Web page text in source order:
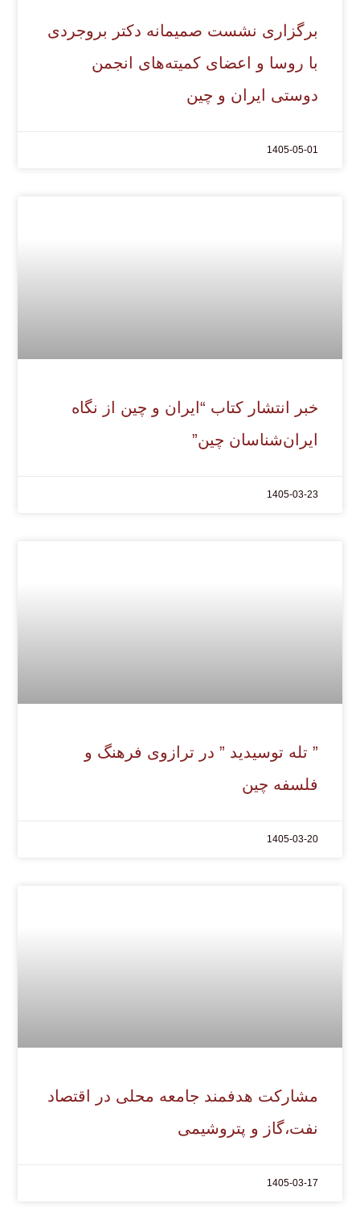
برگزاری نشست صمیمانه دکتر بروجردی
با روسا و اعضای کمیته‌های انجمن
دوستی ایران و چین
1405-05-01
خبر انتشار کتاب “ایران و چین از نگاه
ایران‌شناسان چین”
1405-03-23
” تله توسیدید ” در ترازوی فرهنگ و
فلسفه چین
1405-03-20
مشارکت هدفمند جامعه محلی در اقتصاد
نفت،گاز و پتروشیمی
1405-03-17